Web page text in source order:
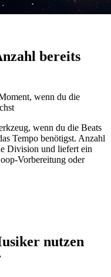
bereits
wenn du die
wenn du die Beats
Tempo benötigst. Anzahl
Division und liefert ein
Vorbereitung oder
nutzen